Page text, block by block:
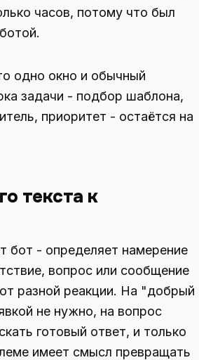
часов, потому что был
одно окно и обычный
задачи - подбор шаблона,
приоритет - остаётся на
текста к
бот - определяет намерение
вопрос или сообщение
разной реакции. На "добрый
не нужно, на вопрос
готовый ответ, и только
имеет смысл превращать